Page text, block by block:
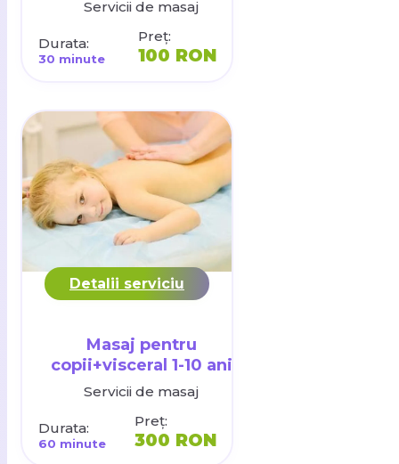
Servicii de masaj
Durata:
30 minute
Preț:
100 RON
Detalii serviciu
Masaj pentru
copii+visceral 1-10 ani
Servicii de masaj
Durata:
60 minute
Preț:
300 RON